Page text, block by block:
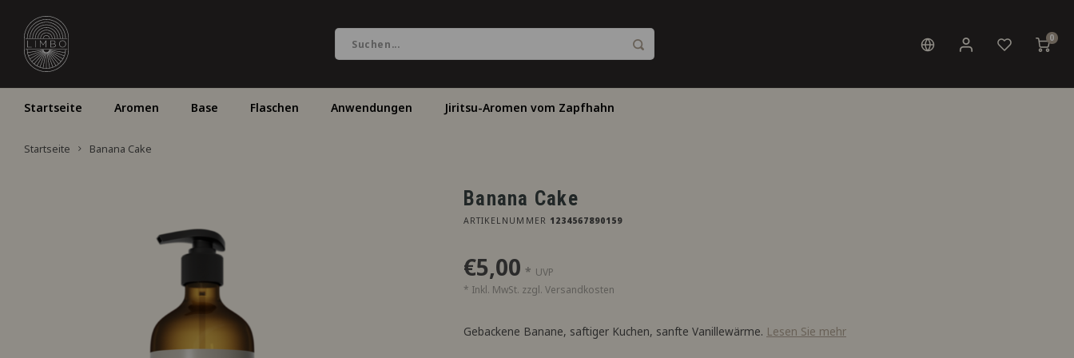
0
Startseite Aromen Base Flaschen Anwendungen Jiritsu-Aromen vom Zapfhahn
Startseite Banana Cake
Banana Cake
ARTIKELNUMMER 1234567890159
€5,00 * UVP
* Inkl. MwSt. zzgl. Versandkosten
Gebackene Banane, saftiger Kuchen, sanfte Vanillewärme. Lesen Sie mehr